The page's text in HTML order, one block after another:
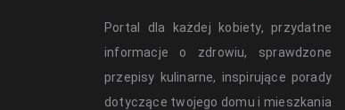
Portal dla każdej kobiety, przydatne
informacje o zdrowiu, sprawdzone
przepisy kulinarne, inspirujące porady
dotyczące twojego domu i mieszkania